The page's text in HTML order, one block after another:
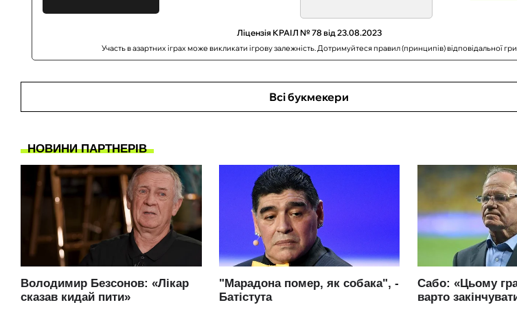
Ліцензія КРАІЛ № 78 від 23.08.2023
Участь в азартних іграх може викликати ігрову залежність. Дотримуйтеся правил (принципів) відповідальної гри
Всі букмекери